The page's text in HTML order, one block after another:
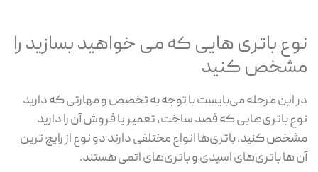
نوع باتری هایی که می خواهید بسازید را
مشخص کنید
در این مرحله می‌بایست با توجه به تخصص و مهارتی که دارید
نوع باتری‌هایی که قصد ساخت، تعمیر یا فروش آن را دارید
مشخص کنید. باتری‌ها انواع مختلفی دارند دو نوع از رایج ترین
آن ها باتری‌های اسیدی و باتری‌های اتمی هستند.